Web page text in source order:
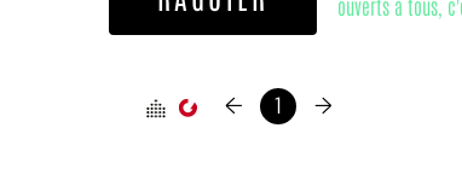
ouverts à tous,
← 1 →